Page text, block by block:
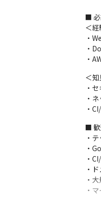
・サ
・ソ
・
・
・
・
・
・
・チ
■ 必
＜経
・
・
・
＜知
・
・
・
■ 歓
・
・
・
・
・
・